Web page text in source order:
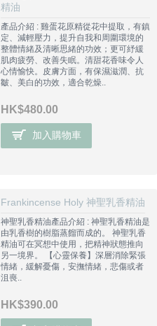
精油
產品介紹 : 雞蛋花原精從花中提取，有鎮
定、減輕壓力，提升自我和周圍環境的
整體情緒及清晰思緒的功效；更可紓緩
肌肉疲勞、改善失眠。清甜花香味令人
心情愉快。皮膚方面，有保濕滋潤、抗
皺、美白的功效，適合乾燥..
HK$480.00
加入購物車
Frankincense Holy 神聖乳香精油
神聖乳香精油產品介紹 : 神聖乳香精油是
由乳香樹的樹脂蒸餾而成的。 神聖乳香
精油可在冥想中使用，把精神狀態推向
另一境界。 【心靈保養】深層消除緊張
情緒，緩解憂傷，安撫情緒，悲傷或者
沮喪..
HK$390.00